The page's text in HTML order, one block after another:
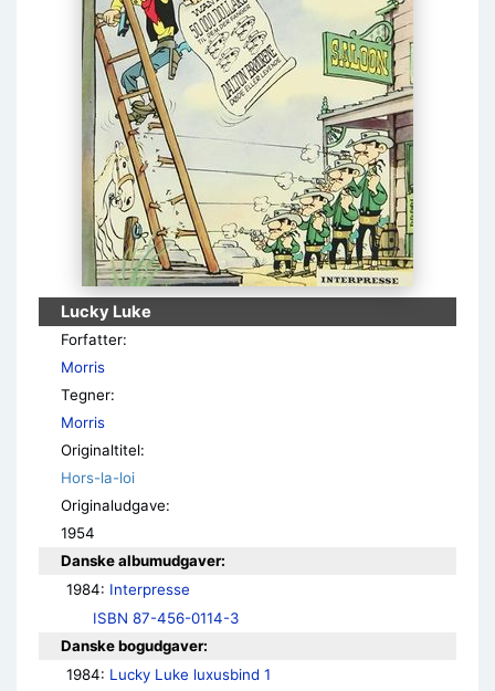
Lucky Luke
Forfatter:
Morris
Tegner:
Morris
Originaltitel:
Hors-la-loi
Originaludgave:
1954
Danske albumudgaver:
1984: Interpresse
ISBN 87-456-0114-3
Danske bogudgaver:
1984: Lucky Luke luxusbind 1